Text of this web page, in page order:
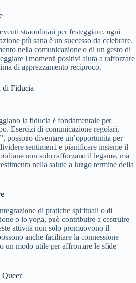
straordinari per festeggiare; ogni
più sana è un successo da celebrare.
nella comunicazione o di un gesto di
i momenti positivi aiuta a rafforzare
di apprezzamento reciproco.
di Fiducia
la fiducia è fondamentale per
Esercizi di comunicazione regolari,
possono diventare un’opportunità per
sentimenti e pianificare insieme il
non solo rafforzano il legame, ma
nella salute a lungo termine della
di pratiche spirituali o di
o lo yoga, può contribuire a costruire
attività non solo promuovono il
anche facilitare la connessione
un modo utile per affrontare le sfide
Queer